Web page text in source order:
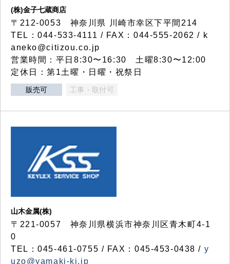
(株)金子七蔵商店
〒212-0053 神奈川県 川崎市幸区下平間214
TEL：044-533-4111 / FAX：044-555-2062 / k
aneko@citizou.co.jp
営業時間：平日8:30〜16:30 土曜8:30〜12:00
定休日：第1土曜・日曜・祝祭日
販売可 工事・取付可
山木金属(株)
〒221-0057 神奈川県横浜市神奈川区青木町4-1
0
TEL：045-461-0755 / FAX：045-453-0438 / y
uzo@yamaki-ki.jp